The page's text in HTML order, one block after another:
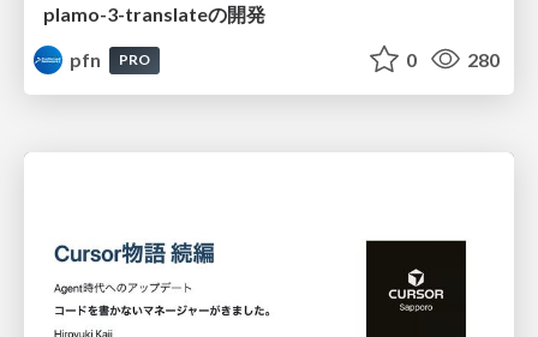
plamo-3-translateの開発
pfn
PRO 0 280